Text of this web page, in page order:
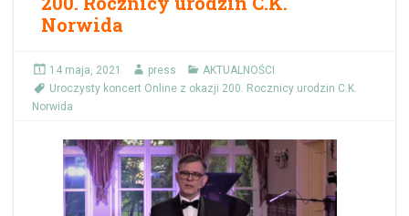
Norwida
14 maja, 2021 press
AKTUALNOŚCI
Uroczysty koncert Online z okazji 200. Rocznicy urodzin C.K.
Norwida